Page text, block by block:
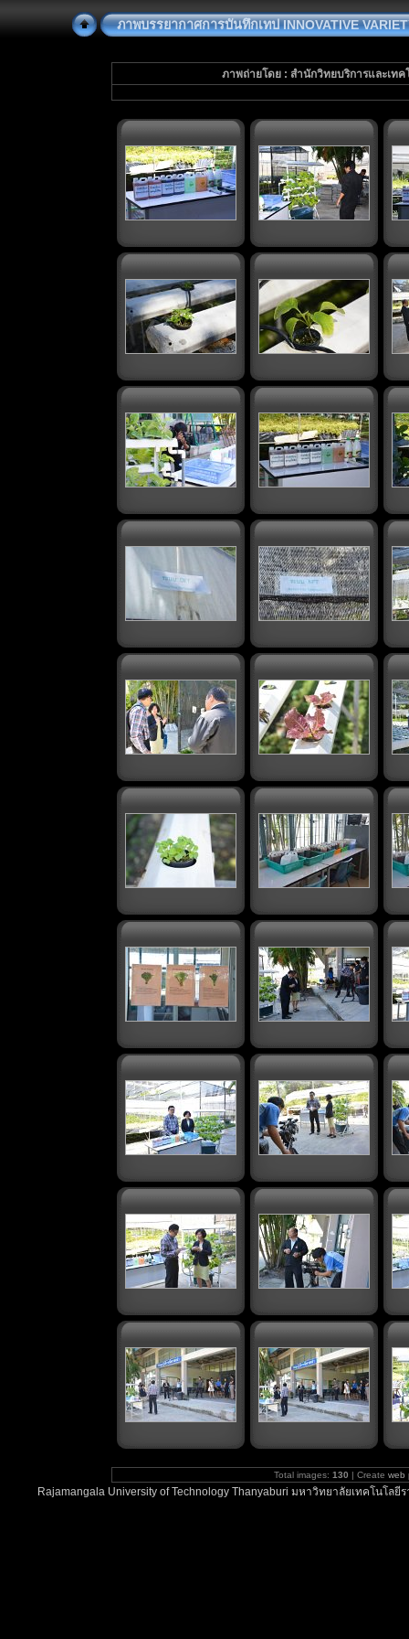
ภาพบรรยากาศการบันทึกเทป INNOVATIVE
ภาพถ่ายโดย : สำนักวิทยบริการและเท
Total images: 130 | Create web
Rajamangala University of Technology Thanyaburi มหาวิทยาลัยเทคโนโ